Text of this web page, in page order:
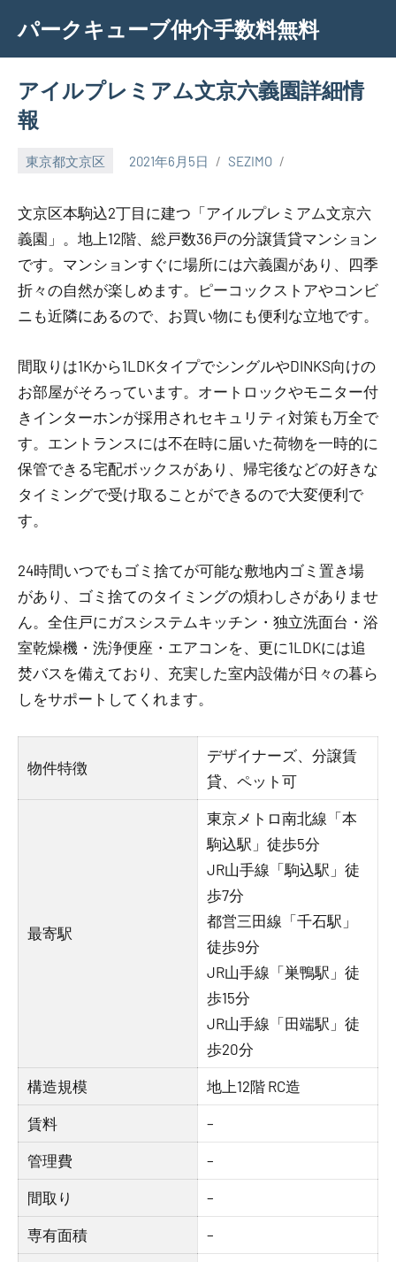
content
パークキューブ仲介手数料無料
アイルプレミアム文京六義園詳細情
報
東京都文京区 2021年6月5日 SEZIMO
文京区本駒込2丁目に建つ「アイルプレミアム文京六
義園」。地上12階、総戸数36戸の分譲賃貸マンション
です。マンションすぐに場所には六義園があり、四季
折々の自然が楽しめます。ピーコックストアやコンビ
ニも近隣にあるので、お買い物にも便利な立地です。
間取りは1Kから1LDKタイプでシングルやDINKS向けの
お部屋がそろっています。オートロックやモニター付
きインターホンが採用されセキュリティ対策も万全で
す。エントランスには不在時に届いた荷物を一時的に
保管できる宅配ボックスがあり、帰宅後などの好きな
タイミングで受け取ることができるので大変便利で
す。
24時間いつでもゴミ捨てが可能な敷地内ゴミ置き場
があり、ゴミ捨てのタイミングの煩わしさがありませ
ん。全住戸にガスシステムキッチン・独立洗面台・浴
室乾燥機・洗浄便座・エアコンを、更に1LDKには追
焚バスを備えており、充実した室内設備が日々の暮ら
しをサポートしてくれます。
物件特徴
デザイナーズ、分譲賃
貸、ペット可
最寄駅
東京メトロ南北線「本
駒込駅」徒歩5分
JR山手線「駒込駅」徒
歩7分
都営三田線「千石駅」
徒歩9分
JR山手線「巣鴨駅」徒
歩15分
JR山手線「田端駅」徒
歩20分
構造規模 地上12階 RC造
賃料 –
管理費 –
間取り –
専有面積 –